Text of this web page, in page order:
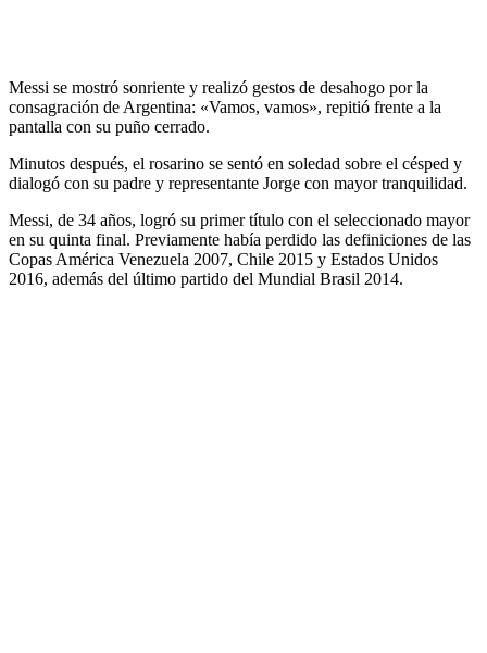
Messi se mostró sonriente y realizó gestos de desahogo por la
consagración de Argentina: «Vamos, vamos», repitió frente a la
pantalla con su puño cerrado.
Minutos después, el rosarino se sentó en soledad sobre el césped y
dialogó con su padre y representante Jorge con mayor tranquilidad.
Messi, de 34 años, logró su primer título con el seleccionado mayor
en su quinta final. Previamente había perdido las definiciones de las
Copas América Venezuela 2007, Chile 2015 y Estados Unidos
2016, además del último partido del Mundial Brasil 2014.